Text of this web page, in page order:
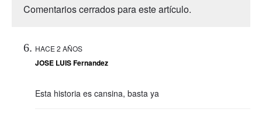
Comentarios cerrados para este artículo.
HACE 2 AÑOS
JOSE LUIS Fernandez
Esta historia es cansina, basta ya